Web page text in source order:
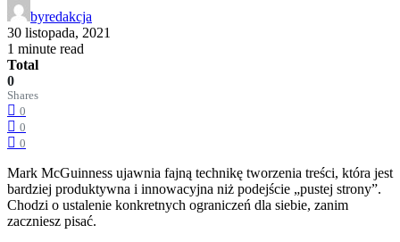
byredakcja
30 listopada, 2021
1 minute read
Total
0
Shares
0
0
0
Mark McGuinness ujawnia fajną technikę tworzenia treści, która jest
bardziej produktywna i innowacyjna niż podejście „pustej strony”.
Chodzi o ustalenie konkretnych ograniczeń dla siebie, zanim
zaczniesz pisać.